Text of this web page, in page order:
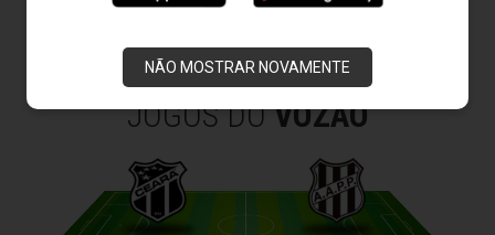
NÃO MOSTRAR NOVAMENTE
Roupeiros
Auxiliar Operacional
JOGOS DOVOZÃO